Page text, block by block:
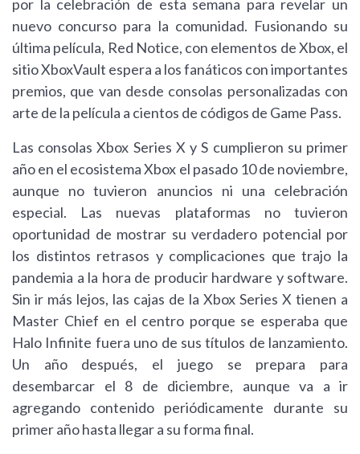
por la celebración de esta semana para revelar un
nuevo concurso para la comunidad. Fusionando su
última película, Red Notice, con elementos de Xbox, el
sitio XboxVault espera a los fanáticos con importantes
premios, que van desde consolas personalizadas con
arte de la película a cientos de códigos de Game Pass.
Las consolas Xbox Series X y S cumplieron su primer
año en el ecosistema Xbox el pasado 10 de noviembre,
aunque no tuvieron anuncios ni una celebración
especial. Las nuevas plataformas no tuvieron
oportunidad de mostrar su verdadero potencial por
los distintos retrasos y complicaciones que trajo la
pandemia a la hora de producir hardware y software.
Sin ir más lejos, las cajas de la Xbox Series X tienen a
Master Chief en el centro porque se esperaba que
Halo Infinite fuera uno de sus títulos de lanzamiento.
Un año después, el juego se prepara para
desembarcar el 8 de diciembre, aunque va a ir
agregando contenido periódicamente durante su
primer año hasta llegar a su forma final.